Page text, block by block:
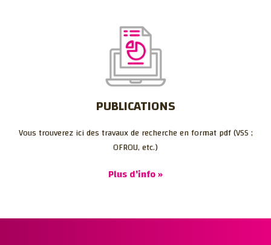
PUBLICATIONS
Vous trouverez ici des travaux de recherche en format pdf (VSS ;
OFROU, etc.)
Plus d'info »